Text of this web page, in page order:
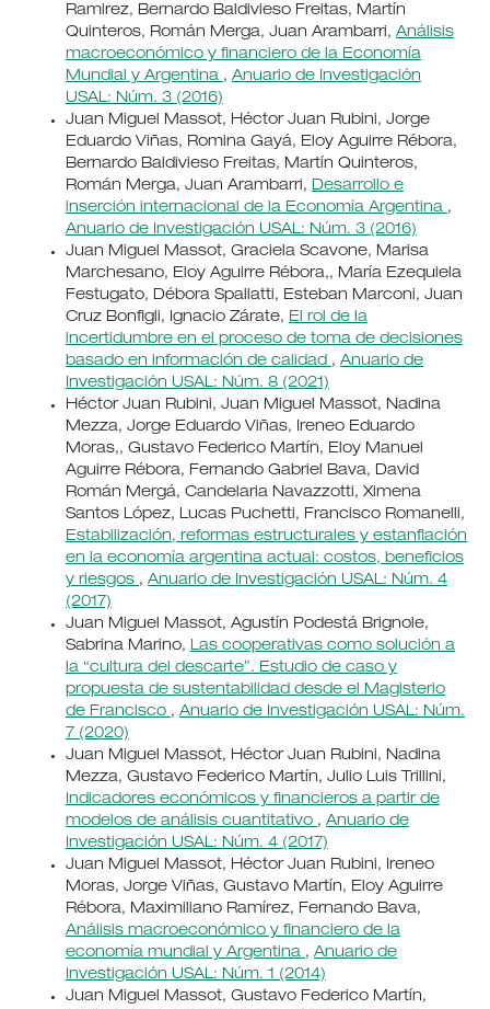
Ramirez, Bernardo Baldivieso Freitas, Martín
Quinteros, Román Merga, Juan Arambarri, Análisis
macroeconómico y financiero de la Economía
Mundial y Argentina , Anuario de Investigación
USAL: Núm. 3 (2016)
Juan Miguel Massot, Héctor Juan Rubini, Jorge
Eduardo Viñas, Romina Gayá, Eloy Aguirre Rébora,
Bernardo Baldivieso Freitas, Martín Quinteros,
Román Merga, Juan Arambarri, Desarrollo e
inserción internacional de la Economía Argentina ,
Anuario de Investigación USAL: Núm. 3 (2016)
Juan Miguel Massot, Graciela Scavone, Marisa
Marchesano, Eloy Aguirre Rébora,, María Ezequiela
Festugato, Débora Spallatti, Esteban Marconi, Juan
Cruz Bonfigli, Ignacio Zárate, El rol de la
incertidumbre en el proceso de toma de decisiones
basado en información de calidad , Anuario de
Investigación USAL: Núm. 8 (2021)
Héctor Juan Rubini, Juan Miguel Massot, Nadina
Mezza, Jorge Eduardo Viñas, Ireneo Eduardo
Moras,, Gustavo Federico Martín, Eloy Manuel
Aguirre Rébora, Fernando Gabriel Bava, David
Román Mergá, Candelaria Navazzotti, Ximena
Santos López, Lucas Puchetti, Francisco Romanelli,
Estabilización, reformas estructurales y estanflación
en la economía argentina actual: costos, beneficios
y riesgos , Anuario de Investigación USAL: Núm. 4
(2017)
Juan Miguel Massot, Agustín Podestá Brignole,
Sabrina Marino, Las cooperativas como solución a
la “cultura del descarte”. Estudio de caso y
propuesta de sustentabilidad desde el Magisterio
de Francisco , Anuario de Investigación USAL: Núm.
7 (2020)
Juan Miguel Massot, Héctor Juan Rubini, Nadina
Mezza, Gustavo Federico Martín, Julio Luis Trillini,
Indicadores económicos y financieros a partir de
modelos de análisis cuantitativo , Anuario de
Investigación USAL: Núm. 4 (2017)
Juan Miguel Massot, Héctor Juan Rubini, Ireneo
Moras, Jorge Viñas, Gustavo Martín, Eloy Aguirre
Rébora, Maximiliano Ramírez, Fernando Bava,
Análisis macroeconómico y financiero de la
economía mundial y Argentina , Anuario de
Investigación USAL: Núm. 1 (2014)
Juan Miguel Massot, Gustavo Federico Martín,